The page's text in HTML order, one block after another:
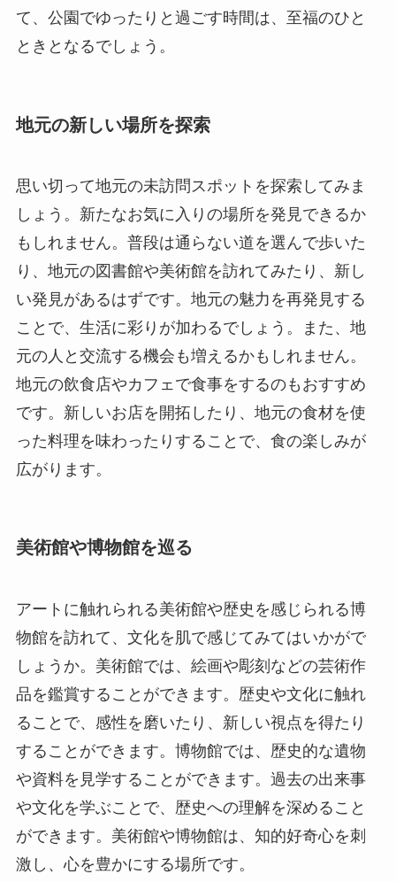
て、公園でゆったりと過ごす時間は、至福のひと
ときとなるでしょう。
地元の新しい場所を探索
思い切って地元の未訪問スポットを探索してみま
しょう。新たなお気に入りの場所を発見できるか
もしれません。普段は通らない道を選んで歩いた
り、地元の図書館や美術館を訪れてみたり、新し
い発見があるはずです。地元の魅力を再発見する
ことで、生活に彩りが加わるでしょう。また、地
元の人と交流する機会も増えるかもしれません。
地元の飲食店やカフェで食事をするのもおすすめ
です。新しいお店を開拓したり、地元の食材を使
った料理を味わったりすることで、食の楽しみが
広がります。
美術館や博物館を巡る
アートに触れられる美術館や歴史を感じられる博
物館を訪れて、文化を肌で感じてみてはいかがで
しょうか。美術館では、絵画や彫刻などの芸術作
品を鑑賞することができます。歴史や文化に触れ
ることで、感性を磨いたり、新しい視点を得たり
することができます。博物館では、歴史的な遺物
や資料を見学することができます。過去の出来事
や文化を学ぶことで、歴史への理解を深めること
ができます。美術館や博物館は、知的好奇心を刺
激し、心を豊かにする場所です。